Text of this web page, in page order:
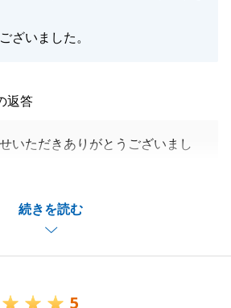
ざいました。
続きを読む
返答
いただきありがとうございまし
。
しまったこともございましたが、
、無事ご決済を完了することがで
ましたらご遠慮なくお申し付けい
5